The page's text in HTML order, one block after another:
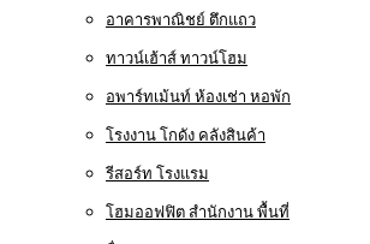
อาคารพาณิชย์ ตึกแถว
ทาวน์เฮ้าส์ ทาวน์โฮม
อพาร์ทเม้นท์ ห้องเช่า หอพัก
โรงงาน โกดัง คลังสินค้า
รีสอร์ท โรงแรม
โฮมออฟฟิต สำนักงาน พื้นที่